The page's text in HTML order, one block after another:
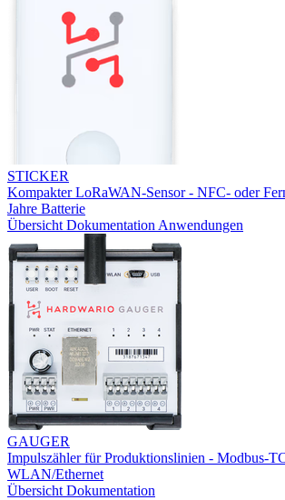
STICKER
Kompakter LoRaWAN-Sensor - NFC- oder
Jahre Batterie
Übersicht Dokumentation Anwendungen
GAUGER
Impulszähler für Produktionslinien - Modbus-
WLAN/Ethernet
Übersicht Dokumentation